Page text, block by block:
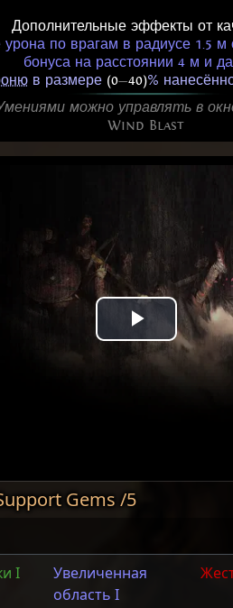
Дополнительные эффекты от
по врагам в радиусе 1.5 м
бонуса на расстоянии 4 м и
в размере (0—40)%
можно управлять в
Wind Blast
Play
Video
Gems /5
I
Увеличенная
область I